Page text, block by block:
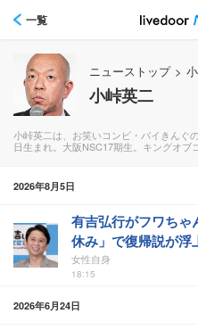
一覧
ニューストップ >
小峠英二
小峠英二は、お笑いコンビ・バイきんぐ
日生まれ。大阪NSC17期生。キングオブ
2026年8月5日
有吉弘行がフワちゃ
休み」で復帰説が浮
女性自身
18:15
2026年6月24日